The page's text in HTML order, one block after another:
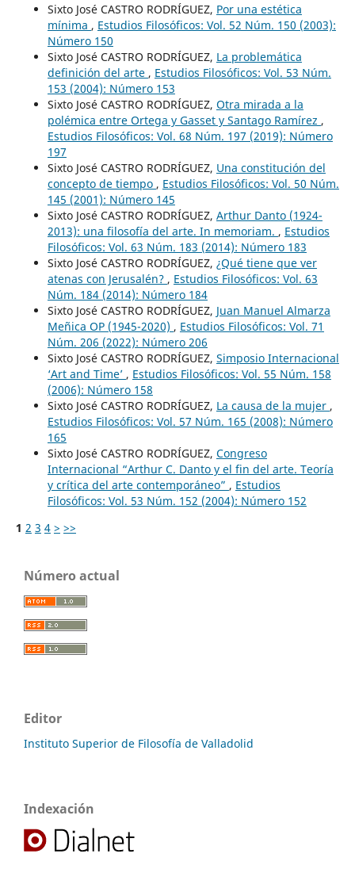
Sixto José CASTRO RODRÍGUEZ, Por una estética
mínima , Estudios Filosóficos: Vol. 52 Núm. 150 (2003):
Número 150
Sixto José CASTRO RODRÍGUEZ, La problemática
definición del arte , Estudios Filosóficos: Vol. 53 Núm.
153 (2004): Número 153
Sixto José CASTRO RODRÍGUEZ, Otra mirada a la
polémica entre Ortega y Gasset y Santago Ramírez ,
Estudios Filosóficos: Vol. 68 Núm. 197 (2019): Número
197
Sixto José CASTRO RODRÍGUEZ, Una constitución del
concepto de tiempo , Estudios Filosóficos: Vol. 50 Núm.
145 (2001): Número 145
Sixto José CASTRO RODRÍGUEZ, Arthur Danto (1924-
2013): una filosofía del arte. In memoriam. , Estudios
Filosóficos: Vol. 63 Núm. 183 (2014): Número 183
Sixto José CASTRO RODRÍGUEZ, ¿Qué tiene que ver
atenas con Jerusalén? , Estudios Filosóficos: Vol. 63
Núm. 184 (2014): Número 184
Sixto José CASTRO RODRÍGUEZ, Juan Manuel Almarza
Meñica OP (1945-2020) , Estudios Filosóficos: Vol. 71
Núm. 206 (2022): Número 206
Sixto José CASTRO RODRÍGUEZ, Simposio Internacional
‘Art and Time’ , Estudios Filosóficos: Vol. 55 Núm. 158
(2006): Número 158
Sixto José CASTRO RODRÍGUEZ, La causa de la mujer ,
Estudios Filosóficos: Vol. 57 Núm. 165 (2008): Número
165
Sixto José CASTRO RODRÍGUEZ, Congreso
Internacional “Arthur C. Danto y el fin del arte. Teoría
y crítica del arte contemporáneo” , Estudios
Filosóficos: Vol. 53 Núm. 152 (2004): Número 152
1 2 3 4 > >>
Número actual
Editor
Instituto Superior de Filosofía de Valladolid
Indexación